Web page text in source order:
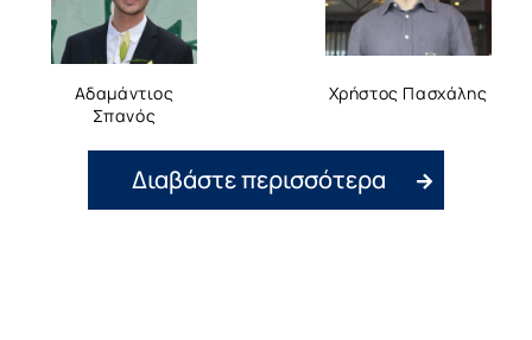
Αδαμάντιος
Σπανός
Χρήστος Πασχάλης
Διαβάστε περισσότερα